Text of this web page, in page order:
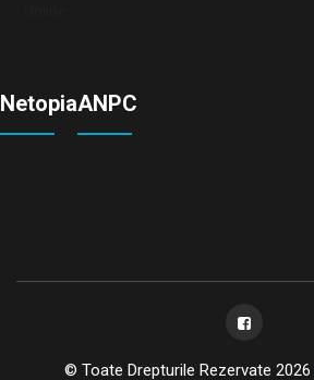
NetopiaANPC
© Toate Drepturile Rezervate 2026